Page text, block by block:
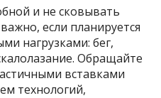
и не сковывать
если планируется
нагрузками: бег,
Обращайте
вставками
технологий,